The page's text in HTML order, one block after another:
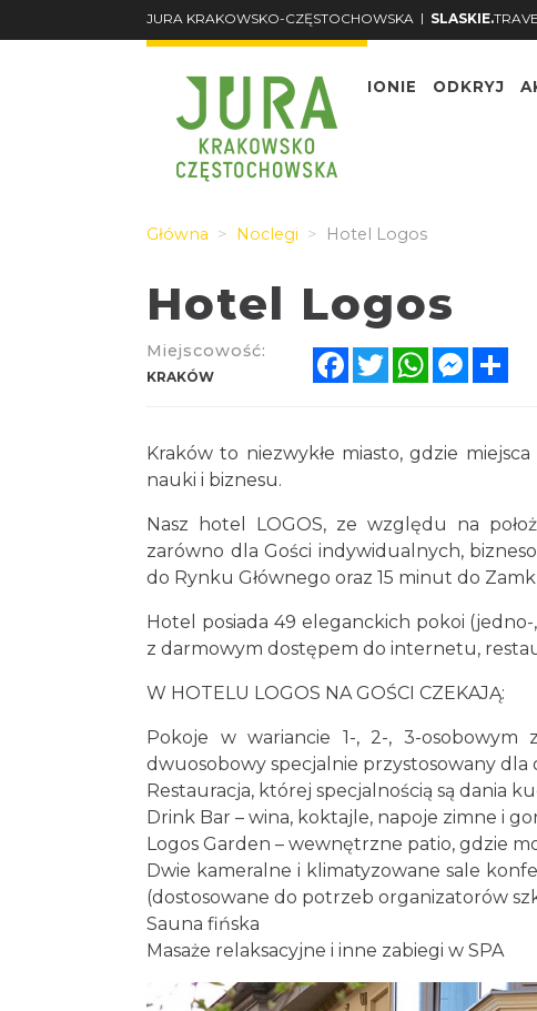
JURA KRAKOWSKO-CZĘSTOCHOWSKA | SLASKIE.
O REGIONIE ODKRYJ
Główna Noclegi Hotel Logos
Hotel Logos
Miejscowość:
KRAKÓW
FacebookTwitterWhatsApp
Kraków to niezwykłe miasto, gdzie
nauki i biznesu.
Nasz hotel LOGOS, ze względu na
zarówno dla Gości indywidualnych,
do Rynku Głównego oraz 15 minut do
Hotel posiada 49 eleganckich pokoi
z darmowym dostępem do internetu,
W HOTELU LOGOS NA GOŚCI CZEKAJĄ:
Pokoje w wariancie 1-, 2-, 3-
dwuosobowy specjalnie przystosowany dla
Restauracja, której specjalnością są dania
Drink Bar – wina, koktajle, napoje zimne i
Logos Garden – wewnętrzne patio, gdzie
Dwie kameralne i klimatyzowane sale
(dostosowane do potrzeb organizatorów
Sauna fińska
Masaże relaksacyjne i inne zabiegi w SPA